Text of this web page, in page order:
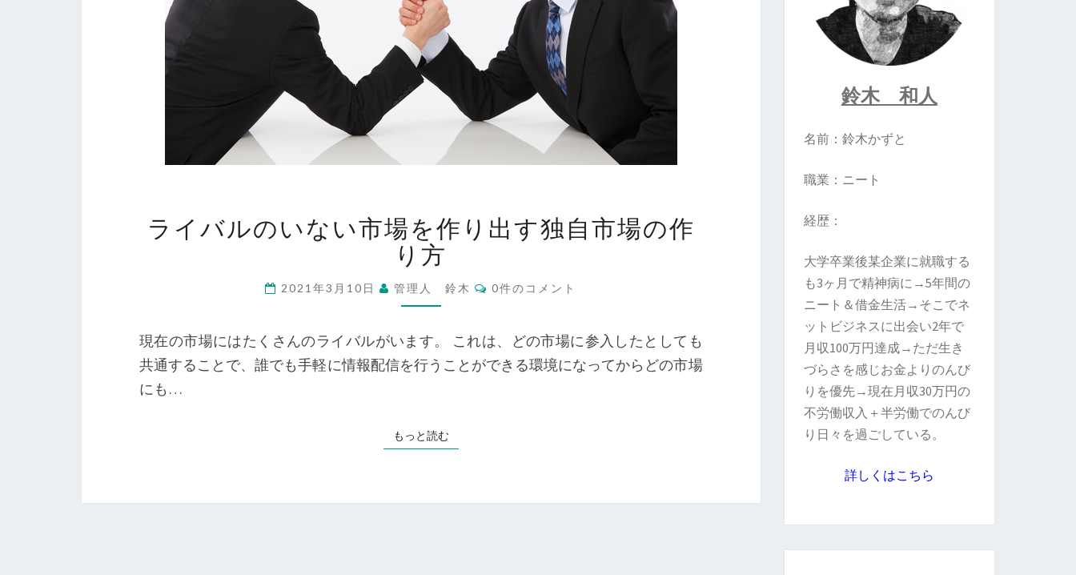
イ
バ
ル
の
い
い
市
作
り
独
ライバルのいない市場を作り出す独自市場の作
り方
2021年3月10日 管理人 鈴木
コ
メ
0件のコメント
現在の市場にはたくさんのライバルがいます。 これは、どの市場に参入したとしても
共通することで、誰でも手軽に情報配信を行うことができる環境になってからどの市場
にも…
もっと読むもっと読む
鈴木 和人
名前：鈴木かずと
職業：ニート
経歴：
大学卒業後某企業に就職する
も3ヶ月で精神病に→5年間の
ニート＆借金生活→そこでネ
ットビジネスに出会い2年で
月収100万円達成→ただ生き
づらさを感じお金よりのんび
りを優先→現在月収30万円の
不労働収入＋半労働でのんび
り日々を過ごしている。
詳しくはこちら